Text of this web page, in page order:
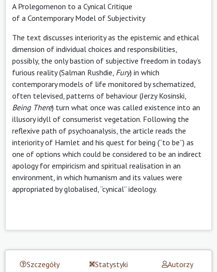
A Prolegomenon to a Cynical Critique
of a Contemporary Model of Subjectivity
The text discusses interiority as the epistemic and ethical
dimension of individual choices and responsibilities,
possibly, the only bastion of subjective freedom in today’s
furious reality (Salman Rushdie, Fury) in which
contemporary models of life monitored by schematized,
often televised, patterns of behaviour (Jerzy Kosinski,
Being There) turn what once was called existence into an
illusory idyll of consumerist vegetation. Following the
reflexive path of psychoanalysis, the article reads the
interiority of Hamlet and his quest for being (“to be”) as
one of options which could be considered to be an indirect
apology for empiricism and spiritual realisation in an
environment, in which humanism and its values were
appropriated by globalised, “cynical” ideology.
Szczegóły Statystyki Autorzy